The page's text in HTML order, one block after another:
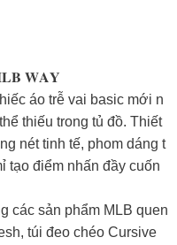
𝐖𝐀𝐘
áo trễ vai basic mới n
thiếu trong tủ đồ. Thiết
nét tinh tế, phom dáng t
tạo điểm nhấn đầy cuốn
các sản phẩm MLB quen
túi đeo chéo Cursive